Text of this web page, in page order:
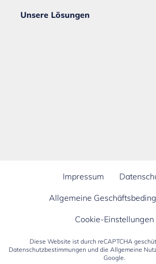
Unsere Lösungen
Impressum
Allgemeine
Cookie-Einstellungen
Diese Website ist durch reCAPTCHA
Datenschutzbestimmungen und die Allgemeine
Google.